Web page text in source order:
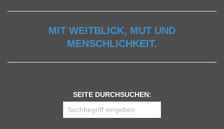
MIT WEITBLICK, MUT UND
MENSCHLICHKEIT.
SEITE DURCHSUCHEN: